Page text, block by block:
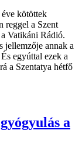
kötöttek
reggel a Szent
Vatikáni Rádió.
jellemzője annak a
egyúttal ezek a
a Szentatya hétfő
a